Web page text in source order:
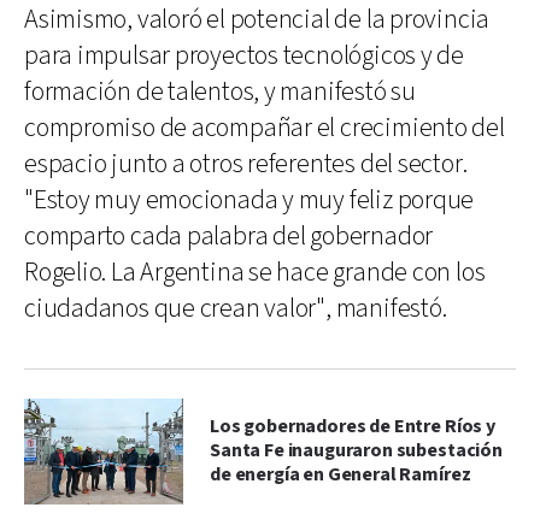
Asimismo, valoró el potencial de la provincia
para impulsar proyectos tecnológicos y de
formación de talentos, y manifestó su
compromiso de acompañar el crecimiento del
espacio junto a otros referentes del sector.
"Estoy muy emocionada y muy feliz porque
comparto cada palabra del gobernador
Rogelio. La Argentina se hace grande con los
ciudadanos que crean valor", manifestó.
Los gobernadores de Entre Ríos y
Santa Fe inauguraron subestación
de energía en General Ramírez